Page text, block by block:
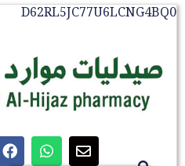
D62RL5JC77U6LCNG4BQ0